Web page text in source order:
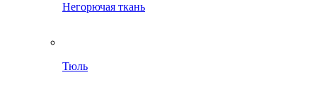
Негорючая ткань
Тюль